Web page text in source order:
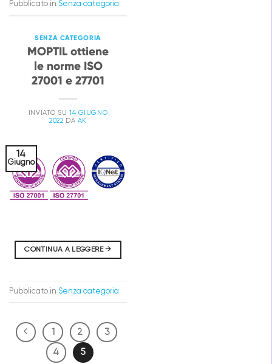
Pubblicato in Senza categoria
SENZA CATEGORIA
MOPTIL ottiene
le norme ISO
27001 e 27701
INVIATO SU14 GIUGNO
2022 DA AK
14
Giugno
CONTINUA A LEGGERE→
Pubblicato in Senza categoria
1 2 3
4 5